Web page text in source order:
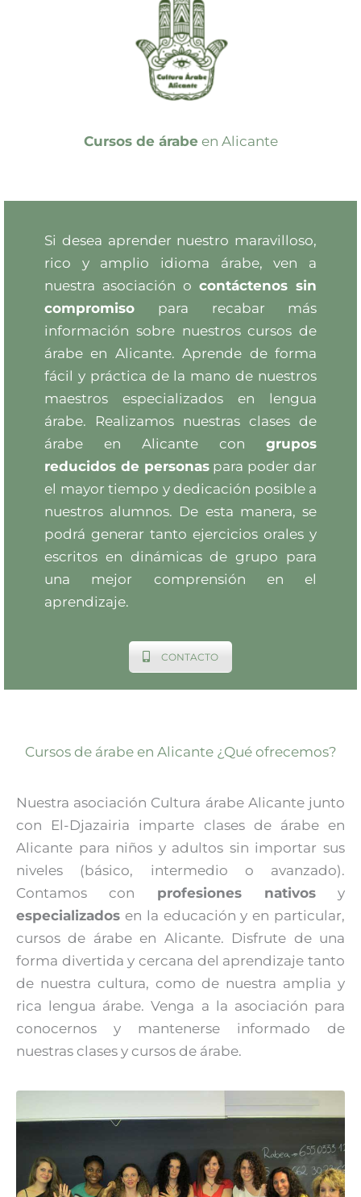
Cursos de árabe en Alicante
Si desea aprender nuestro maravilloso,
rico y amplio idioma árabe, ven a
nuestra asociación o contáctenos sin
compromiso para recabar más
información sobre nuestros cursos de
árabe en Alicante. Aprende de forma
fácil y práctica de la mano de nuestros
maestros especializados en lengua
árabe. Realizamos nuestras clases de
árabe en Alicante con grupos
reducidos de personaspara poder dar
el mayor tiempo y dedicación posible a
nuestros alumnos. De esta manera, se
podrá generar tanto ejercicios orales y
escritos en dinámicas de grupo para
una mejor comprensión en el
aprendizaje.
CONTACTO
Cursos de árabe en Alicante ¿Qué ofrecemos?
Nuestra asociación Cultura árabe Alicante junto
con El-Djazairia imparte clases de árabe en
Alicante para niños y adultos sin importar sus
niveles (básico, intermedio o avanzado).
Contamos con profesiones nativosy
especializados en la educación y en particular,
cursos de árabe en Alicante. Disfrute de una
forma divertida y cercana del aprendizaje tanto
de nuestra cultura, como de nuestra amplia y
rica lengua árabe. Venga a la asociación para
conocernos y mantenerse informado de
nuestras clases y cursos de árabe.